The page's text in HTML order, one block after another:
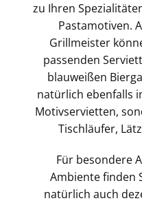
zu Ihren
Pastamotiven.
Grillmeister
passenden
blauweißen
natürlich ebenfalls
Motivservietten,
Tischläufer,
Für besondere
Ambiente finden
natürlich auch